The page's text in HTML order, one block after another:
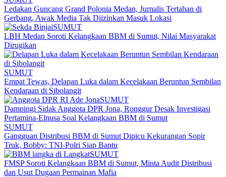
Ledakan Guncang Grand Polonia Medan, Jurnalis Tertahan di
Gerbang, Awak Media Tak Diizinkan Masuk Lokasi
SUMUT
LBH Medan Soroti Kelangkaan BBM di Sumut, Nilai Masyarakat
Dirugikan
SUMUT
Empat Tewas, Delapan Luka dalam Kecelakaan Beruntun Sembilan
Kendaraan di Sibolangit
SUMUT
Dampingi Sidak Anggota DPR Jona, Ronggur Desak Investigasi
Pertamina-Elnusa Soal Kelangkaan BBM di Sumut
SUMUT
Gangguan Distribusi BBM di Sumut Dipicu Kekurangan Sopir
Truk, Bobby: TNI-Polri Siap Bantu
SUMUT
FMSP Soroti Kelangkaan BBM di Sumut, Minta Audit Distribusi
dan Usut Dugaan Permainan Mafia